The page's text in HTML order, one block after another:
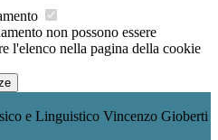
non possono essere
l'elenco nella pagina della cookie
e Linguistico Vincenzo Gioberti